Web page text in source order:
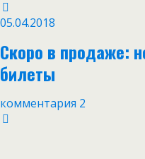
05.04.2018
Скоро в продаже:
билеты
комментария 2